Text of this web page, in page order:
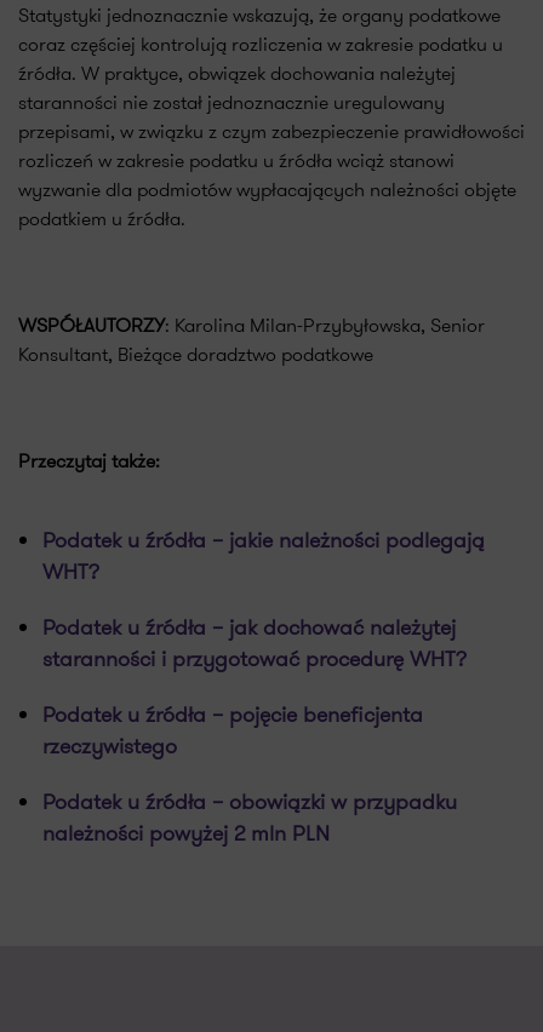
Statystyki jednoznacznie wskazują, że organy podatkowe
coraz częściej kontrolują rozliczenia w zakresie podatku u
źródła. W praktyce, obwiązek dochowania należytej
staranności nie został jednoznacznie uregulowany
przepisami, w związku z czym zabezpieczenie prawidłowości
rozliczeń w zakresie podatku u źródła wciąż stanowi
wyzwanie dla podmiotów wypłacających należności objęte
podatkiem u źródła.
WSPÓŁAUTORZY: Karolina Milan-Przybyłowska, Senior
Konsultant, Bieżące doradztwo podatkowe
Przeczytaj także:
Podatek u źródła – jakie należności podlegają
WHT?
Podatek u źródła – jak dochować należytej
staranności i przygotować procedurę WHT?
Podatek u źródła – pojęcie beneficjenta
rzeczywistego
Podatek u źródła – obowiązki w przypadku
należności powyżej 2 mln PLN